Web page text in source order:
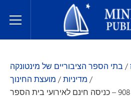
Toggle Menu
הציבוריים של מינטונקה
בתי הספר הציבוריים של מינטונקה /
מועצת החינוך /מדיניות /